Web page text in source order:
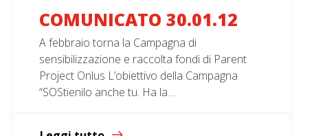
COMUNICATO 30.01.12
A febbraio torna la Campagna di
sensibilizzazione e raccolta fondi di Parent
Project Onlus L’obiettivo della Campagna
“SOStienilo anche tu. Ha la…